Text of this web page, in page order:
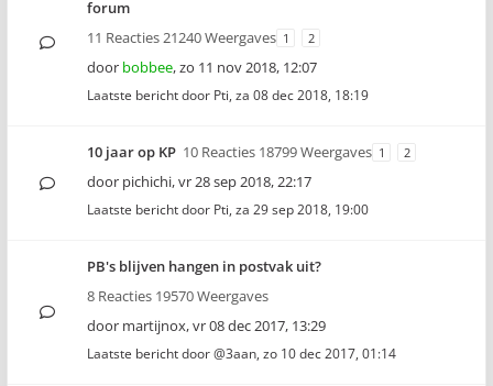
forum
11 Reacties 21240 Weergaves 1 2
door bobbee,zo 11 nov 2018, 12:07
Laatste bericht door Pti, za 08 dec 2018, 18:19
10 jaar op KP 10 Reacties 18799 Weergaves 1 2
door pichichi,vr 28 sep 2018, 22:17
Laatste bericht door Pti, za 29 sep 2018, 19:00
PB's blijven hangen in postvak uit?
8 Reacties 19570 Weergaves
door martijnox,vr 08 dec 2017, 13:29
Laatste bericht door@3aan, zo 10 dec 2017, 01:14